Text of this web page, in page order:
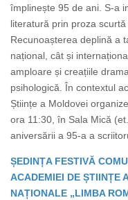
împlinește 95 de ani. S-a
literatură prin proza
Recunoașterea deplină a
național, cât și
amploare și creațiile
psihologică. În contextul
Științe a Moldovei
ora 11:30, în Sala Mică
aniversării a 95-a a
ȘEDINȚA FESTIVĂ
ACADEMIEI DE ȘTIINȚE
NAȚIONALE „LIMBA